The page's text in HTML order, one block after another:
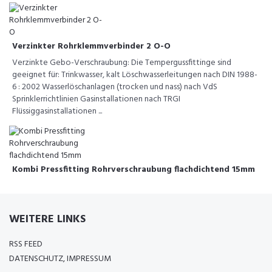
Verzinkter Rohrklemmverbinder 2 O-O
Verzinkte Gebo-Verschraubung: Die Tempergussfittinge sind
geeignet für: Trinkwasser, kalt Löschwasserleitungen nach DIN 1988-
6 : 2002 Wasserlöschanlagen (trocken und nass) nach VdS
Sprinklerrichtlinien Gasinstallationen nach TRGI
Flüssiggasinstallationen ...
Kombi Pressfitting Rohrverschraubung flachdichtend 15mm
WEITERE LINKS
RSS FEED
DATENSCHUTZ, IMPRESSUM